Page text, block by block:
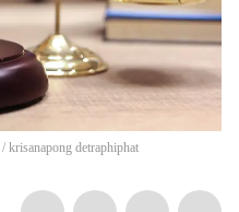
/ krisanapong detraphiphat